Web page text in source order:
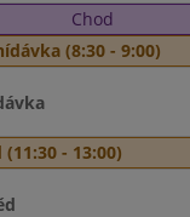
Chod
(8:30 - 9:00)
(11:30 - 13:00)